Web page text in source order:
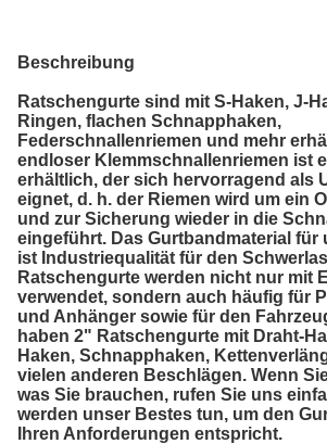
Beschreibung
Ratschengurte sind mit S-Haken, J-
Ringen, flachen Schnapphaken,
Federschnallenriemen und mehr
endloser Klemmschnallenriemen ist
erhältlich, der sich hervorragend als
eignet, d. h. der Riemen wird um ein
und zur Sicherung wieder in die
eingeführt. Das Gurtbandmaterial für
ist Industriequalität für den
Ratschengurte werden nicht nur mit
verwendet, sondern auch häufig für
und Anhänger sowie für den
haben 2" Ratschengurte mit Draht-
Haken, Schnapphaken,
vielen anderen Beschlägen. Wenn
was Sie brauchen, rufen Sie uns
werden unser Bestes tun, um den
Ihren Anforderungen entspricht.